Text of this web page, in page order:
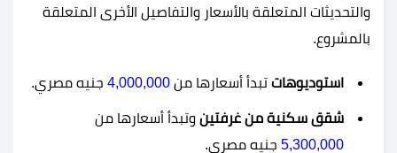
والتحديثات المتعلقة بالأسعار والتفاصيل الأخرى المتعلقة
بالمشروع.
استوديوهات تبدأ أسعارها من 4,000,000 جنيه مصري.
شقق سكنية من غرفتين وتبدأ أسعارها من
5,300,000 جنيه مصري.